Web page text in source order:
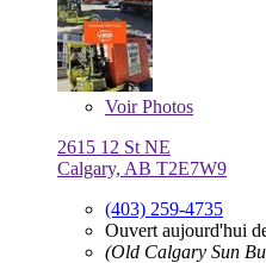
VoirPhotos
2615 12 St NE
Calgary, AB T2E7W9
(403) 259-4735
Ouvert aujourd'hui
(Old Calgary Sun